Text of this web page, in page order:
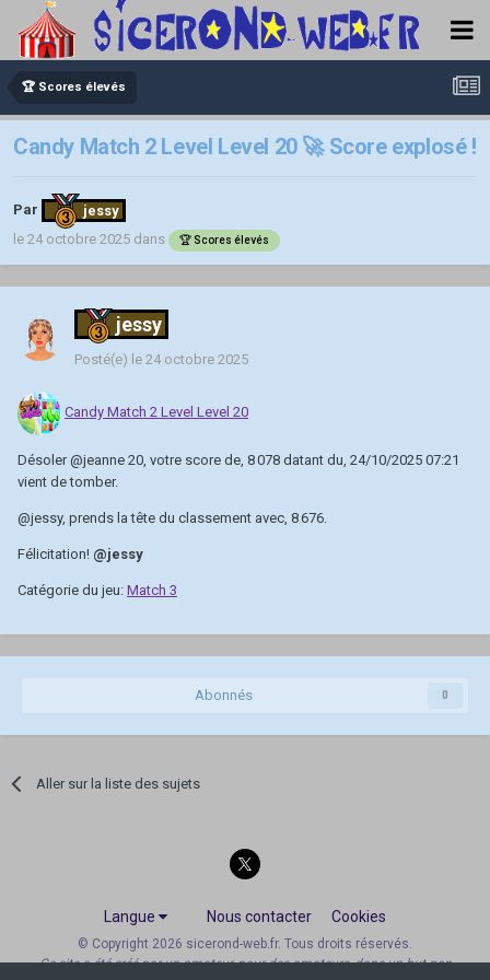
🏆 Scores élevés
Candy Match 2 Level Level 20 🚀 Score explosé !
Par
jessy
le 24 octobre 2025 dans 🏆 Scores élevés
jessy
Posté(e) le 24 octobre 2025
Candy Match 2 Level Level 20
Désoler@jeanne 20 , votre score de, 8 078 datant du, 24/10/2025 07:21
vient de tomber.
@jessy, prends la tête du classement avec, 8 676.
Félicitation! @jessy
Catégorie du jeu: Match 3
Abonnés 0
Aller sur la liste des sujets
Langue Nous contacter Cookies
© Copyright 2026 sicerond-web.fr. Tous droits réservés.
Ce site a été créé par un amateur, pour des amateurs, dans un but non